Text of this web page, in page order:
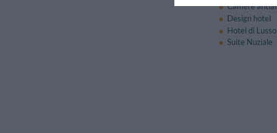
Camere
Design hotel
Hotel di Lusso
Suite Nuziale